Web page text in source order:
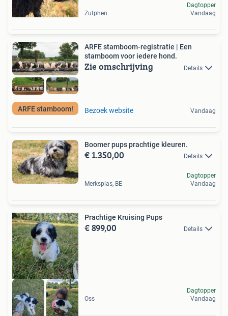
Zutphen
Dagtopper
Vandaag
ARFE stamboom!
ARFE stamboom-registratie | Een
stamboom voor iedere hond.
Zie omschrijving Details
Bezoek website Vandaag
Boomer pups prachtige kleuren.
€ 1.350,00 Details
Merksplas, BE
Dagtopper
Vandaag
Prachtige Kruising Pups
€ 899,00 Details
Oss
Dagtopper
Vandaag